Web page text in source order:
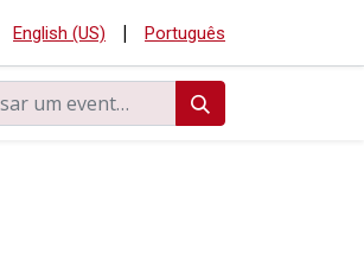
English (US) | Português